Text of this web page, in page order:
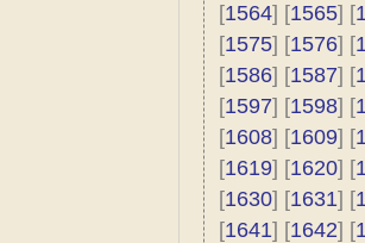
[1564] [1565] [
[1575] [1576] [
[1586] [1587] [
[1597] [1598] [
[1608] [1609] [
[1619] [1620] [
[1630] [1631] [
[1641] [1642] [